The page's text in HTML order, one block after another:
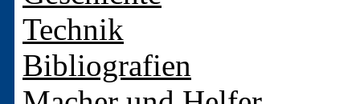
Technik
Bibliografien